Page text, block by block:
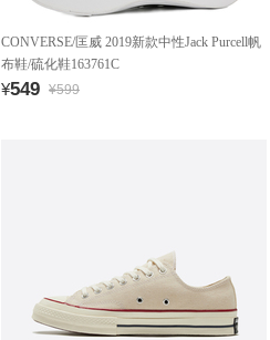
CONVERSE/匡威 2019新款中性Jack Purcell帆
布鞋/硫化鞋163761C
¥549 ¥599